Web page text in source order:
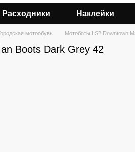
Расходники Наклейки
мотообувь Мотоботы LS2 Downtown
Boots Dark Grey 42